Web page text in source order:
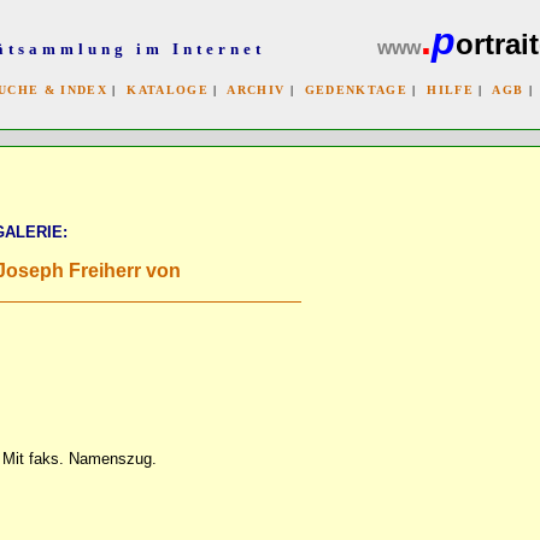
im Internet www.p
& INDEX |KATALOGE | ARCHIV | GEDENKTAGE |HILFE | AGB
Freiherr von
faks. Namenszug.